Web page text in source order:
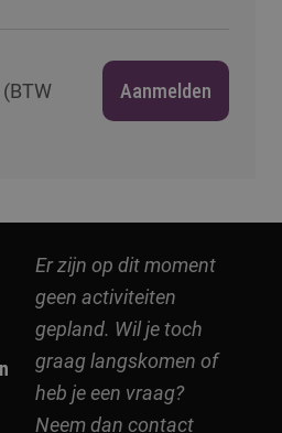
Aanmelden
Er zijn op dit moment
geen activiteiten
gepland. Wil je toch
graag langskomen of
heb je een vraag?
Neem dan contact